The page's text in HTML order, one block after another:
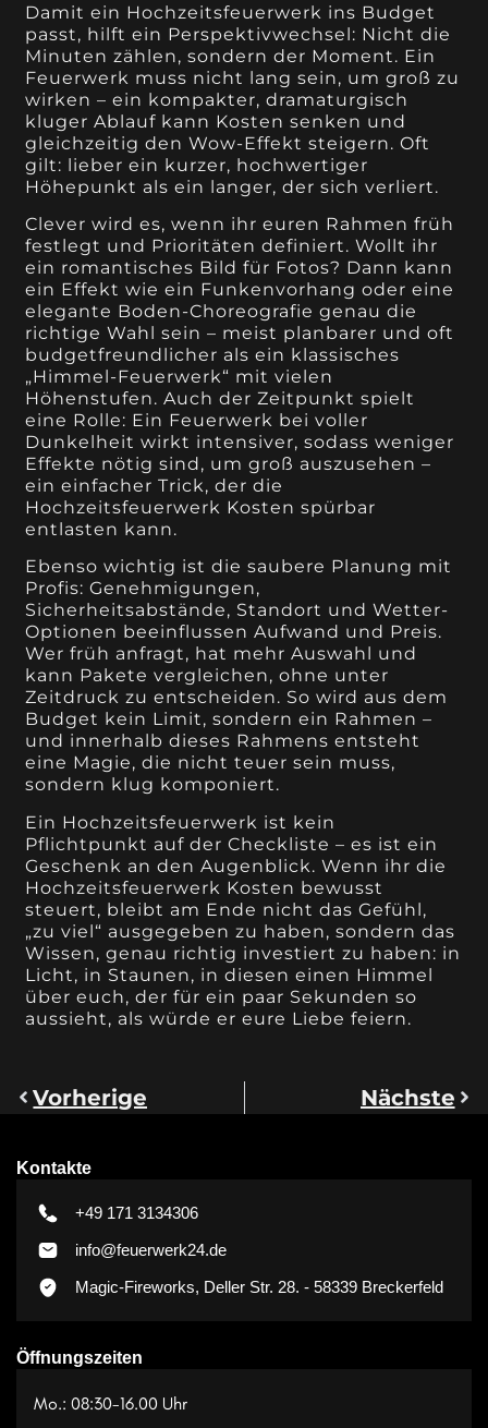
Damit ein Hochzeitsfeuerwerk ins Budget
passt, hilft ein Perspektivwechsel: Nicht die
Minuten zählen, sondern der Moment. Ein
Feuerwerk muss nicht lang sein, um groß zu
wirken – ein kompakter, dramaturgisch
kluger Ablauf kann Kosten senken und
gleichzeitig den Wow-Effekt steigern. Oft
gilt: lieber ein kurzer, hochwertiger
Höhepunkt als ein langer, der sich verliert.
Clever wird es, wenn ihr euren Rahmen früh
festlegt und Prioritäten definiert. Wollt ihr
ein romantisches Bild für Fotos? Dann kann
ein Effekt wie ein Funkenvorhang oder eine
elegante Boden-Choreografie genau die
richtige Wahl sein – meist planbarer und oft
budgetfreundlicher als ein klassisches
„Himmel-Feuerwerk“ mit vielen
Höhenstufen. Auch der Zeitpunkt spielt
eine Rolle: Ein Feuerwerk bei voller
Dunkelheit wirkt intensiver, sodass weniger
Effekte nötig sind, um groß auszusehen –
ein einfacher Trick, der die
Hochzeitsfeuerwerk Kosten spürbar
entlasten kann.
Ebenso wichtig ist die saubere Planung mit
Profis: Genehmigungen,
Sicherheitsabstände, Standort und Wetter-
Optionen beeinflussen Aufwand und Preis.
Wer früh anfragt, hat mehr Auswahl und
kann Pakete vergleichen, ohne unter
Zeitdruck zu entscheiden. So wird aus dem
Budget kein Limit, sondern ein Rahmen –
und innerhalb dieses Rahmens entsteht
eine Magie, die nicht teuer sein muss,
sondern klug komponiert.
Ein Hochzeitsfeuerwerk ist kein
Pflichtpunkt auf der Checkliste – es ist ein
Geschenk an den Augenblick. Wenn ihr die
Hochzeitsfeuerwerk Kosten bewusst
steuert, bleibt am Ende nicht das Gefühl,
„zu viel“ ausgegeben zu haben, sondern das
Wissen, genau richtig investiert zu haben: in
Licht, in Staunen, in diesen einen Himmel
über euch, der für ein paar Sekunden so
aussieht, als würde er eure Liebe feiern.
Vorherige Nächste
Kontakte
+49 171 3134306
info@feuerwerk24.de
Magic-Fireworks, Deller Str. 28. - 58339 Breckerfeld
Öffnungszeiten
Mo.: 08:30-16.00 Uhr